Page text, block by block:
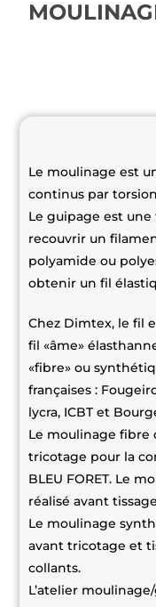
Le moulinage est
continus par
Le guipage est
recouvrir un
polyamide ou
obtenir un fil
Chez Dimtex, le fil
fil «âme»
«fibre» ou
françaises :
lycra, ICBT et
Le moulinage fibre
tricotage pour la
BLEU FORET. Le
réalisé avant
Le moulinage
avant tricotage et
collants.
L’atelier